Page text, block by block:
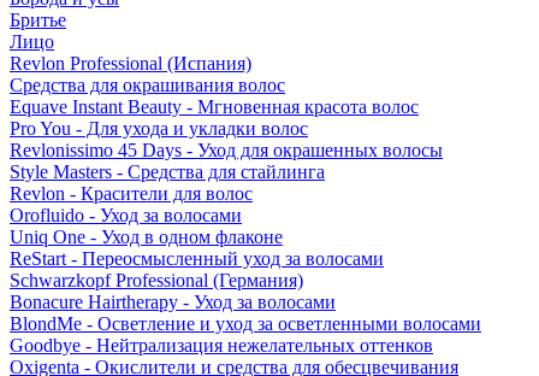
Бритье
Лицо
Revlon Professional (Испания)
Средства для окрашивания волос
Equave Instant Beauty - Мгновенная красота волос
Pro You - Для ухода и укладки волос
Revlonissimo 45 Days - Уход для окрашенных волосы
Style Masters - Средства для стайлинга
Revlon - Красители для волос
Orofluido - Уход за волосами
Uniq One - Уход в одном флаконе
ReStart - Переосмысленный уход за волосами
Schwarzkopf Professional (Германия)
Bonacure Hairtherapy - Уход за волосами
BlondMe - Осветление и уход за осветленными волосами
Goodbye - Нейтрализация нежелательных оттенков
Oxigenta - Окислители и средства для обесцвечивания